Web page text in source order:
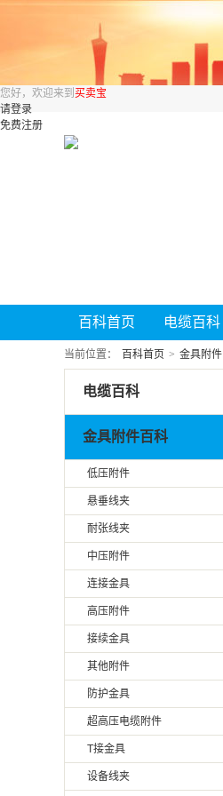
您好，欢迎来到 买卖宝
请登录
免费注册
百科首页 电缆百科
当前位置： 百科首页 > 金具附件
电缆百科
金具附件百科
低压附件
悬垂线夹
耐张线夹
中压附件
连接金具
高压附件
接续金具
其他附件
防护金具
超高压电缆附件
T接金具
设备线夹